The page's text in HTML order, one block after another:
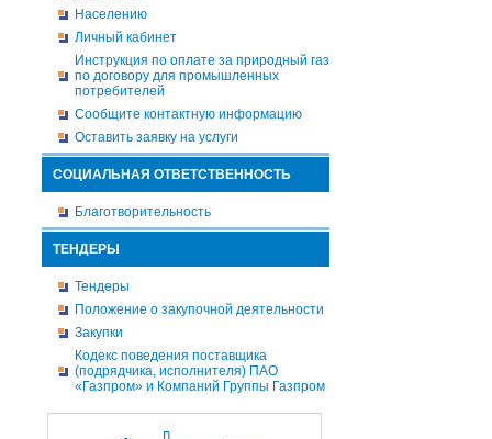
Населению
Личный кабинет
Инструкция по оплате за природный газ
по договору для промышленных
потребителей
Сообщите контактную информацию
Оставить заявку на услуги
СОЦИАЛЬНАЯ ОТВЕТСТВЕННОСТЬ
Благотворительность
ТЕНДЕРЫ
Тендеры
Положение о закупочной деятельности
Закупки
Кодекс поведения поставщика
(подрядчика, исполнителя) ПАО
«Газпром» и Компаний Группы Газпром